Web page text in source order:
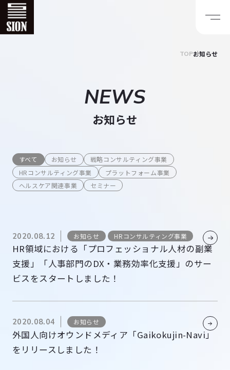
TOPお知らせ
NEWS
お知らせ
すべて お知らせ
戦略コンサルティング事業
HRコンサルティング事業
プラットフォーム事業
ヘルスケア関連事業
セミナー
2020.08.12 お知らせ HRコンサルティング事業
HR領域における「プロフェッショナル人材の副業
支援」「人事部門のDX・業務効率化支援」のサー
ビスをスタートしました！
2020.08.04 お知らせ
外国人向けオウンドメディア「Gaikokujin-Navi」
をリリースしました！